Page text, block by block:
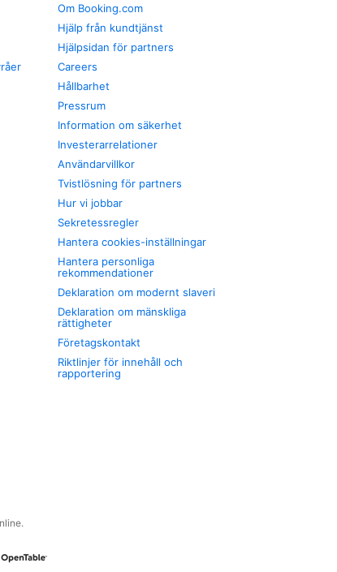
Om Booking.com
Hjälp från kundtjänst
Hjälpsidan för partners
Careers
Hållbarhet
Pressrum
Information om säkerhet
Investerarrelationer
Användarvillkor
Tvistlösning för partners
Hur vi jobbar
Sekretessregler
Hantera cookies-inställningar
Hantera personliga
rekommendationer
Deklaration om modernt slaveri
Deklaration om mänskliga
rättigheter
Företagskontakt
Riktlinjer för innehåll och
rapportering